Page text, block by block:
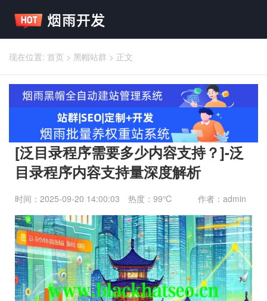
现在位置: 首页 > 黑帽站群 > 正文
[泛目录程序需要多少内容支持？]-泛
目录程序内容支持量深度解析
时间：2025-09-20 14:00:03 作者：admin
热度：99℃